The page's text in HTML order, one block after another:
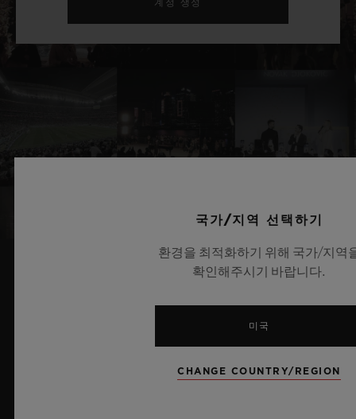
계정 생성
국가/지역 선택하기
환경을 최적화하기 위해 국가/지역
확인해주시기 바랍니다.
미국
CHANGE COUNTRY/REGION